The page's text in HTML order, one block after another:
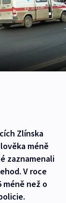
Zlínska
méně
zaznamenali
V roce
méně než o